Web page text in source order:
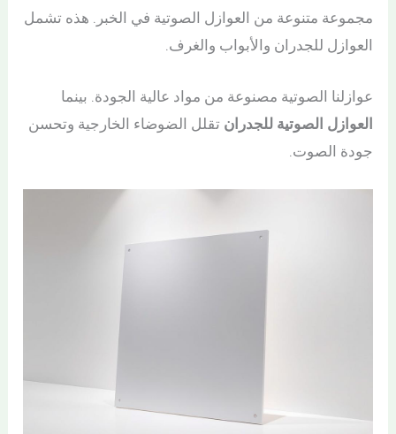
مجموعة متنوعة من العوازل الصوتية في الخبر. هذه تشمل
العوازل للجدران والأبواب والغرف.
عوازلنا الصوتية مصنوعة من مواد عالية الجودة. بينما
العوازل الصوتية للجدران تقلل الضوضاء الخارجية وتحسن
جودة الصوت.